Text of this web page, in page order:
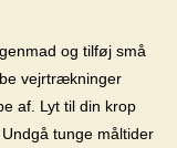
og tilføj små
vejrtrækninger
af. Lyt til din krop
tunge måltider